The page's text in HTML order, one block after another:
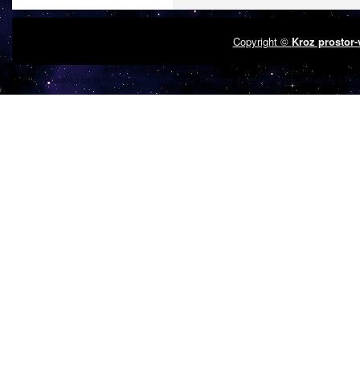
Copyright © Kroz prostor-
Powered by WordPress | Designed by: Premium Free WordPress Themes |